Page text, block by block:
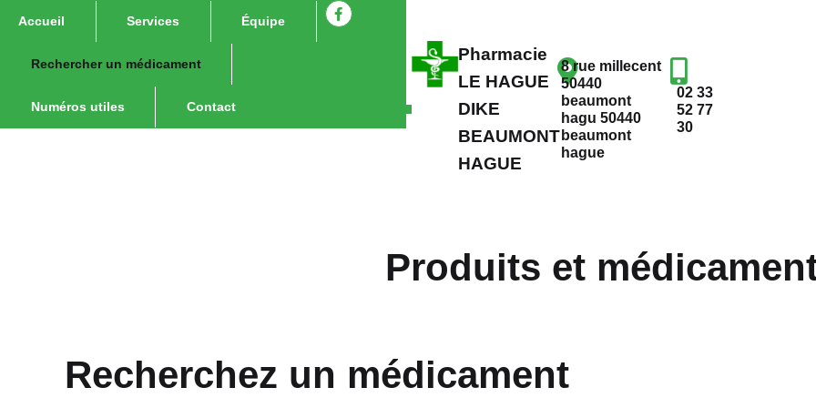
Pharmacie
LE HAGUE
DIKE
BEAUMONT
HAGUE
8 rue millecent
50440
beaumont
hagu 50440
beaumont
hague
02 33
52 77
30
Accueil Services Équipe
Rechercher un médicament
Numéros utiles Contact
Produits et
Recherchez un médicament